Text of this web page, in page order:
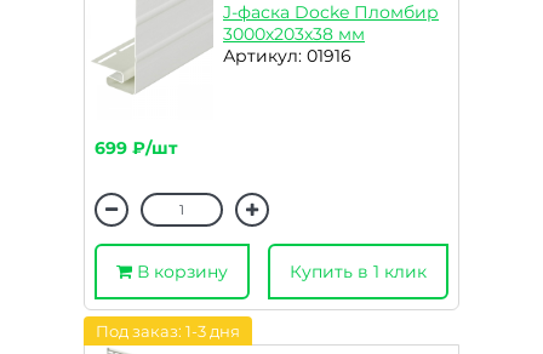
J-фаска Docke Пломбир
3000х203х38 мм
Артикул: 01916
699 ₽/шт
В корзину Купить в 1 клик
Под заказ: 1-3 дня